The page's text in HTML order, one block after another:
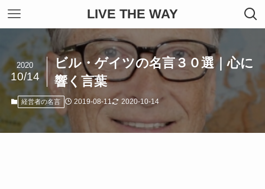
LIVE THE WAY
ビル・ゲイツの名言３０選｜心に
響く言葉
2020
10/14
経営者の名言 2019-08-11 2020-10-14